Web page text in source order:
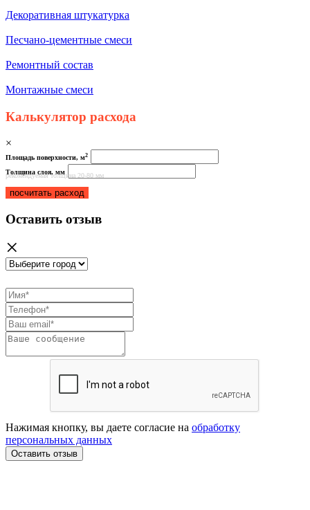
Декоративная штукатурка
Песчано-цементные смеси
Ремонтный состав
Монтажные смеси
Калькулятор расхода
×
Площадь поверхности, м2
Толщина слоя, мм
рекомендуемая толщина 20-80 мм
посчитать расход
Оставить отзыв
×
Нажимая кнопку, вы даете согласие на обработку
персональных данных
Оставить отзыв